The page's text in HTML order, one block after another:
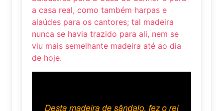
a casa real, como também harpas e
alaúdes para os cantores; tal madeira
nunca se havia trazido para ali, nem se
viu mais semelhante madeira até ao dia
de hoje.